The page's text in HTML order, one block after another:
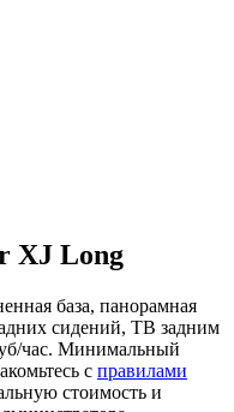
база, панорамная
сидений, ТВ задним
час. Минимальный
с правилами
стоимость и